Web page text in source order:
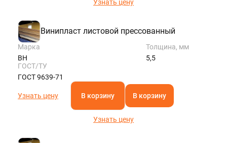
Узнать цену
Винипласт листовой прессованный
Марка
ВН
Толщина, мм
5,5
ГОСТ/ТУ
ГОСТ 9639-71
Узнать цену В корзину В корзину
Узнать цену